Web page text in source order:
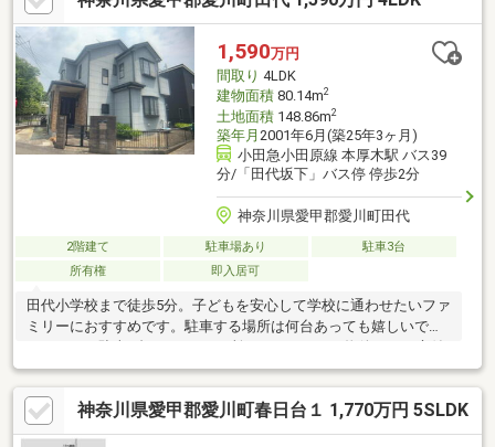
ことが可能なサービス、それがやどかリッチです。※東京MXテレ
ビ「カンニング竹山のイチバン研究所」２０２３年７月１日放送
1,590万円
間取り 4LDK
建物面積80.14m2
土地面積148.86m2
築年月 2001年6月(築25年3ヶ月)
小田急小田原線 本厚木駅 バス39
分/「田代坂下」バス停 停歩2分
神奈川県愛甲郡愛川町田代
2階建て 駐車場あり
駐車3台
所有権
即入居可
田代小学校まで徒歩5分。子どもを安心して学校に通わせたいファ
ミリーにおすすめです。駐車する場所は何台あっても嬉しいです
きなのでお子様も快適に遊べて、楽しい生活ができます。南向き
の物件のご紹介です。4LDKの物件で、開放感のある生活を送る事
が出来ます。経済的なメリットも大きい、中古の戸建て物件とな
っております。
神奈川県愛甲郡愛川町春日台１ 1,770万円 5SLDK